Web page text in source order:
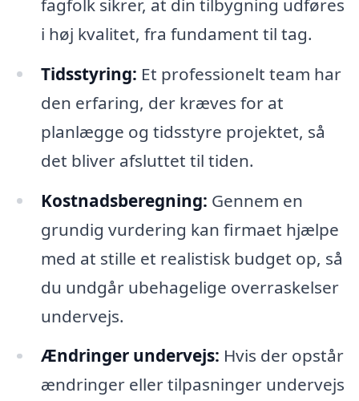
fagfolk sikrer, at din tilbygning udføres
i høj kvalitet, fra fundament til tag.
Tidsstyring: Et professionelt team har
den erfaring, der kræves for at
planlægge og tidsstyre projektet, så
det bliver afsluttet til tiden.
Kostnadsberegning: Gennem en
grundig vurdering kan firmaet hjælpe
med at stille et realistisk budget op, så
du undgår ubehagelige overraskelser
undervejs.
Ændringer undervejs: Hvis der opstår
ændringer eller tilpasninger undervejs